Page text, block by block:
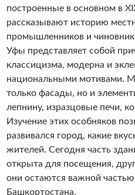
построенные в основном в
рассказывают историю
промышленников и
Уфы представляет собой
классицизма, модерна и
национальными мотивами.
только фасады, но и
лепнину, изразцовые печи,
Изучение этих особняков
развивался город, какие
жителей. Сегодня часть
открыта для посещения,
они остаются важной
Башкортостана.